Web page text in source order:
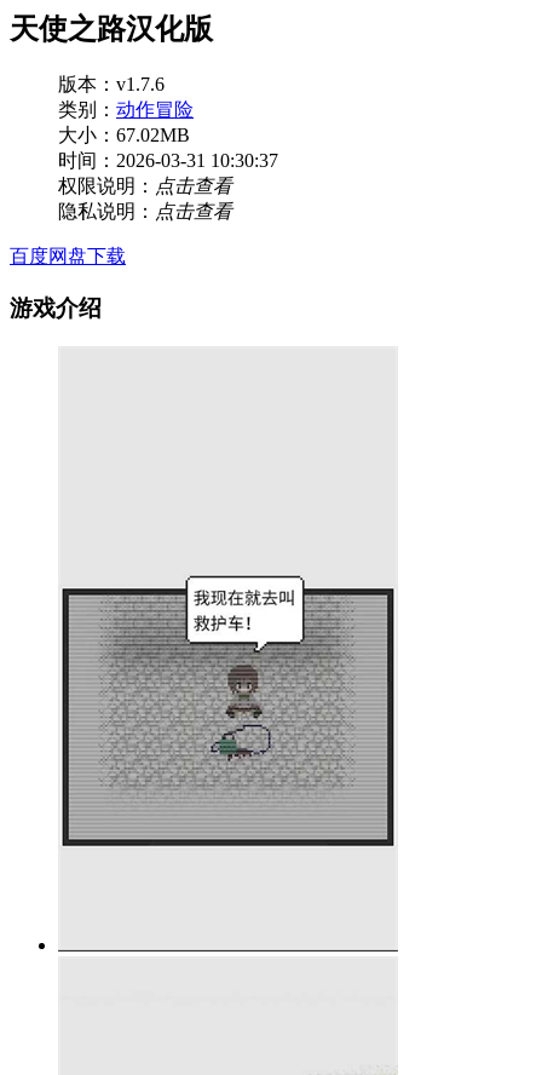
天使之路汉化版
版本：v1.7.6
类别： 动作冒险
大小：67.02MB
时间：2026-03-31 10:30:37
权限说明： 点击查看
隐私说明： 点击查看
百度网盘下载
游戏介绍